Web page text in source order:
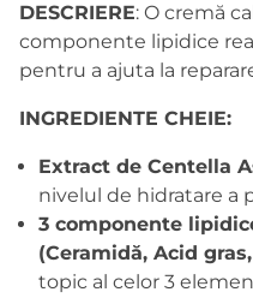
DESCRIERE: O cremă
componente lipidice
pentru a ajuta la
INGREDIENTE CHEIE:
Extract de Centella
nivelul de hidratare a
3 componente
(Ceramidă, Acid
topic al celor 3